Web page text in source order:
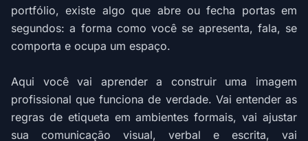
portfólio, existe algo que abre ou fecha portas em
segundos: a forma como você se apresenta, fala, se
comporta e ocupa um espaço.
Aqui você vai aprender a construir uma imagem
profissional que funciona de verdade. Vai entender as
regras de etiqueta em ambientes formais, vai ajustar
sua comunicação visual, verbal e escrita, vai